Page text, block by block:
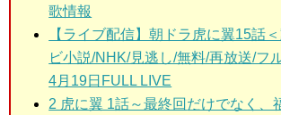
歌情報
【ライブ配信】朝ドラ虎に翼15話
ビ小説/NHK/見逃し/無料/再放送/フ
4月19日FULL LIVE
2 虎に翼 1話～最終回 だけでなく、